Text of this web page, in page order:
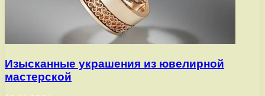
Изысканные украшения из ювелирной
мастерской